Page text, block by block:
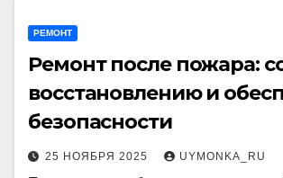
РЕМОНТ
Ремонт после пожара:
восстановлению и
безопасности
25 НОЯБРЯ 2025 UYMONKA_RU